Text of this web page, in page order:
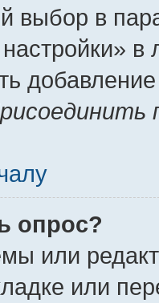
выбор в
опрос?
или
или